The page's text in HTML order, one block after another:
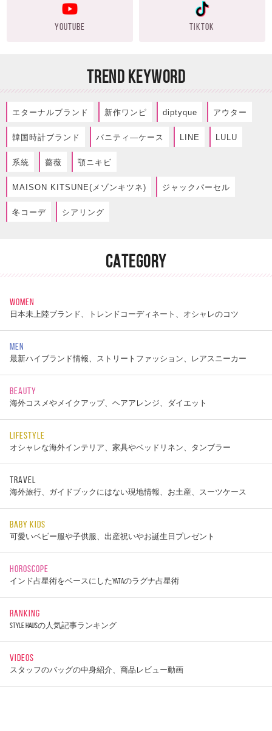
YOUTUBE TIKTOK
TREND KEYWORD
エターナルブランド 新作ワンピ diptyque アウター
韓国時計ブランド バニティ―ケース LINE LULU
系統 薔薇 顎ニキビ
MAISON KITSUNE(メゾンキツネ) ジャックパーセル
冬コーデ シアリング
CATEGORY
WOMEN
日本未上陸ブランド、トレンドコーディネート、オシャレのコツ
MEN
最新ハイブランド情報、ストリートファッション、レアスニーカー
BEAUTY
海外コスメやメイクアップ、ヘアアレンジ、ダイエット
LIFESTYLE
オシャレな海外インテリア、家具やベッドリネン、タンブラー
TRAVEL
海外旅行、ガイドブックにはない現地情報、お土産、スーツケース
BABY KIDS
可愛いベビー服や子供服、出産祝いやお誕生日プレゼント
HOROSCOPE
インド占星術をベースにしたYATAのラグナ占星術
RANKING
STYLE HAUSの人気記事ランキング
VIDEOS
スタッフのバッグの中身紹介、商品レビュー動画